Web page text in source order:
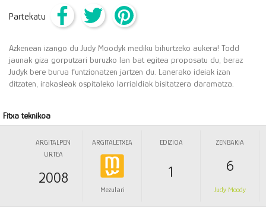
Partekatu
Partekatu Txioa
Azkenean izango du Judy Moodyk mediku bihurtzeko aukera! Todd
jaunak giza gorputzari buruzko lan bat egitea proposatu du, beraz
Judyk bere burua funtzionatzen jartzen du. Lanerako ideiak izan
ditzaten, irakasleak ospitaleko larrialdiak bisitatzera daramatza.
Fitxa teknikoa
ARGITALPEN
URTEA
2008
ARGITALETXEA
Mezulari
EDIZIOA
1
ZENBAKIA
6
Judy Moody